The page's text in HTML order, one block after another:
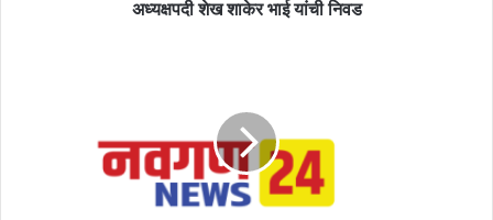
अध्यक्षपदी शेख शाकेर भाई यांची निवड